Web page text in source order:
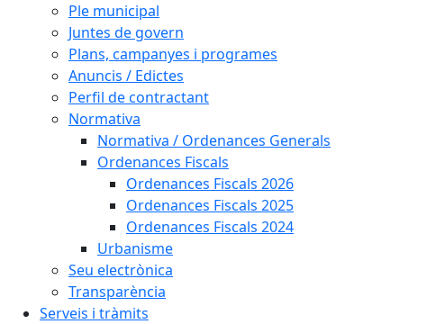
Ple municipal
Juntes de govern
Plans, campanyes i programes
Anuncis / Edictes
Perfil de contractant
Normativa
Normativa / Ordenances Generals
Ordenances Fiscals
Ordenances Fiscals 2026
Ordenances Fiscals 2025
Ordenances Fiscals 2024
Urbanisme
Seu electrònica
Transparència
Serveis i tràmits